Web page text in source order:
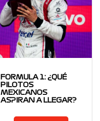
FORMULA 1: ¿QUÉ
PILOTOS
MEXICANOS
ASPIRAN A LLEGAR?